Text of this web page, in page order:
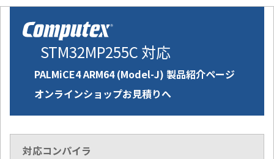
STM32MP255C 対応
PALMiCE4 ARM64 (Model-J) 製品紹介ページ
オンラインショップお見積りへ
対応コンパイラ